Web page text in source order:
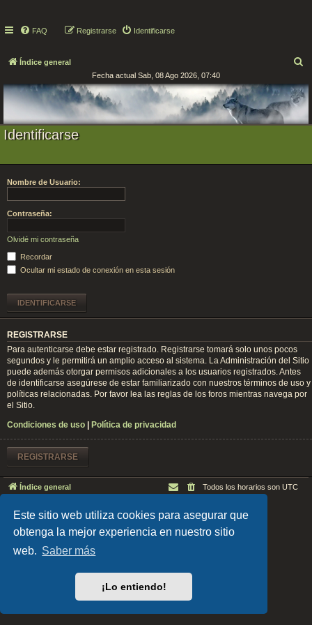
Este sitio web utiliza cookies para asegurar que
obtenga la mejor experiencia en nuestro sitio
web. Saber más
¡Lo entiendo!
FAQ Identificarse
Registrarse
Índice general
s
a
Fecha actual Sab, 08 Ago 2026, 07:40
Identificarse
Nombre de Usuario:
Contraseña:
Olvidé mi contraseña
Recordar
Ocultar mi estado de conexión en esta sesión
REGISTRARSE
Para autenticarse debe estar registrado. Registrarse tomará solo unos pocos
segundos y le permitirá un amplio acceso al sistema. La Administración del Sitio
puede además otorgar permisos adicionales a los usuarios registrados. Antes
de identificarse asegúrese de estar familiarizado con nuestros términos de uso y
políticas relacionadas. Por favor lea las reglas de los foros mientras navega por
el Sitio.
Condiciones de uso
Política de privacidad
REGISTRARSE
Índice general Todos los horarios son UTC
EARTH v.1.1.0 byFanFanlaTuFlippe
Traducción al español por phpBB España